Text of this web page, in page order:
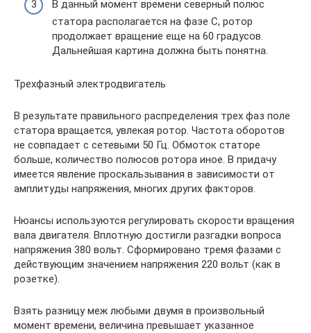
В данный момент времени северный полюс
статора располагается на фазе С, ротор
продолжает вращение еще на 60 градусов.
Дальнейшая картина должна быть понятна.
Трехфазный электродвигатель
В результате правильного распределения трех фаз поле
статора вращается, увлекая ротор. Частота оборотов
не совпадает с сетевыми 50 Гц. Обмоток статоре
больше, количество полюсов ротора иное. В придачу
имеется явление проскальзывания в зависимости от
амплитуды напряжения, многих других факторов.
Нюансы используются регулировать скорости вращения
вала двигателя. Вплотную достигли разгадки вопроса
напряжения 380 вольт. Сформировано тремя фазами с
действующим значением напряжения 220 вольт (как в
розетке).
Взять разницу меж любыми двумя в произвольный
момент времени, величина превышает указанное